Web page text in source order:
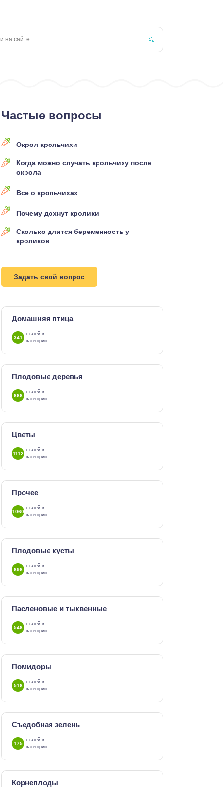
Частые вопросы
Окрол крольчихи
Когда можно случать крольчиху после
окрола
Все о крольчихах
Почему дохнут кролики
Сколько длится беременность у
кроликов
Задать свой вопрос
Домашняя птица
341
статей в
категории
Плодовые деревья
666
статей в
категории
Цветы
1112
статей в
категории
Прочее
1060
статей в
категории
Плодовые кусты
696
статей в
категории
Пасленовые и тыквенные
546
статей в
категории
Помидоры
516
статей в
категории
Съедобная зелень
175
статей в
категории
Корнеплоды